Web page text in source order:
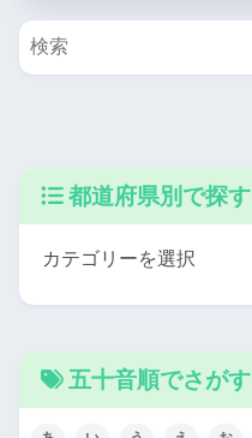
都道府県別で探す
五十音順でさがす